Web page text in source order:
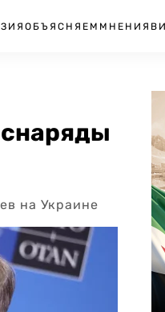
ОБЪЯСНЯЕМ МНЕНИЯ
на Украине